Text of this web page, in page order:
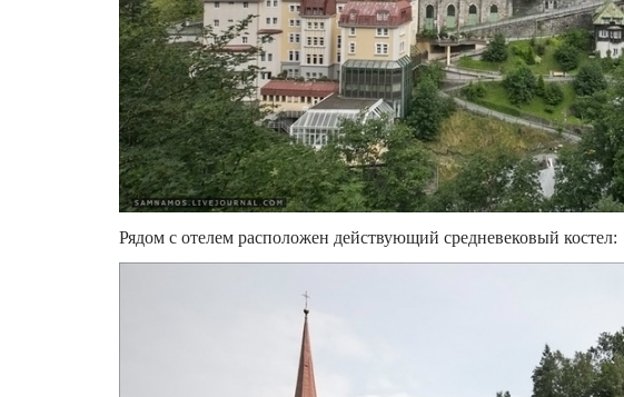
Рядом с отелем расположен действующий средневековый костел: